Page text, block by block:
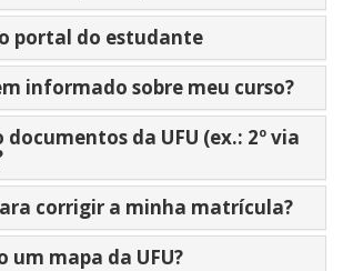
portal do estudante
informado sobre meu curso?
da UFU (ex.: 2º via
corrigir a minha matrícula?
um mapa da UFU?